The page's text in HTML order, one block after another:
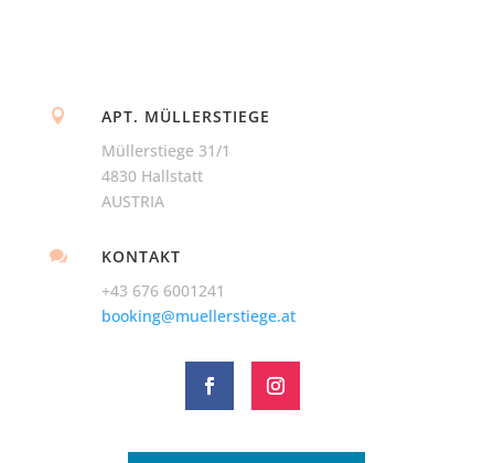

APT. MÜLLERSTIEGE
Müllerstiege 31/1
4830 Hallstatt
AUSTRIA

KONTAKT
+43 676 6001241
booking@muellerstiege.at